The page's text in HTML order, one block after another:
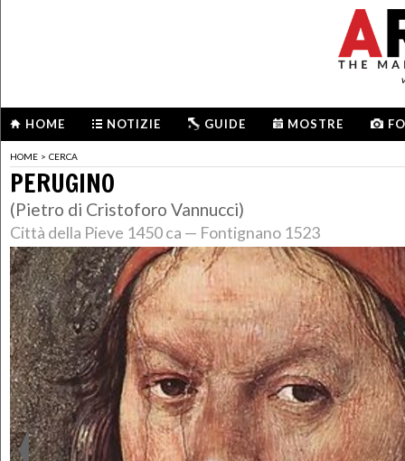
HOME NOTIZIE GUIDE MOSTRE
HOME > CERCA
PERUGINO
(Pietro di Cristoforo Vannucci)
Città della Pieve 1450 ca — Fontignano 1523